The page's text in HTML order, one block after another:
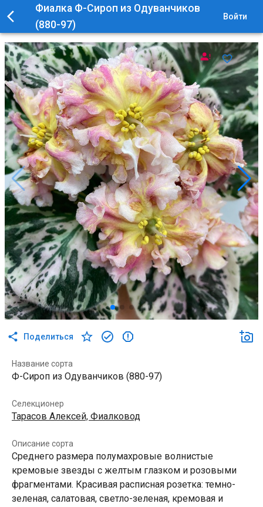
Фиалка Ф-Сироп из Одуванчиков
(880-97)
Войти
Поделиться
Название сорта
Ф-Сироп из Одуванчиков (880-97)
Селекционер
Тарасов Алексей, Фиалковод
Описание сорта
Среднего размера полумахровые волнистые
кремовые звезды с желтым глазком и розовыми
фрагментами. Красивая расписная розетка: темно-
зеленая, салатовая, светло-зеленая, кремовая и